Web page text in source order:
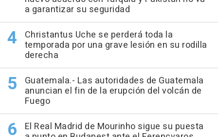
a garantizar su seguridad
Christantus Uche se perderá toda la
temporada por una grave lesión en su rodilla
derecha
Guatemala.- Las autoridades de Guatemala
anuncian el fin de la erupción del volcán de
Fuego
El Real Madrid de Mourinho sigue su puesta